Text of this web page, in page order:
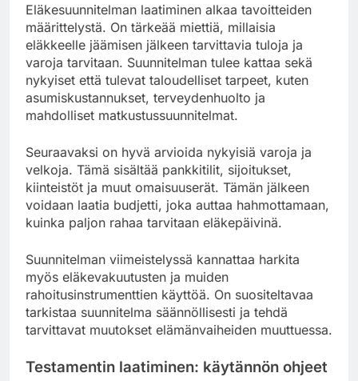
Eläkesuunnitelman laatiminen alkaa tavoitteiden
määrittelystä. On tärkeää miettiä, millaisia
eläkkeelle jäämisen jälkeen tarvittavia tuloja ja
varoja tarvitaan. Suunnitelman tulee kattaa sekä
nykyiset että tulevat taloudelliset tarpeet, kuten
asumiskustannukset, terveydenhuolto ja
mahdolliset matkustussuunnitelmat.
Seuraavaksi on hyvä arvioida nykyisiä varoja ja
velkoja. Tämä sisältää pankkitilit, sijoitukset,
kiinteistöt ja muut omaisuuserät. Tämän jälkeen
voidaan laatia budjetti, joka auttaa hahmottamaan,
kuinka paljon rahaa tarvitaan eläkepäivinä.
Suunnitelman viimeistelyssä kannattaa harkita
myös eläkevakuutusten ja muiden
rahoitusinstrumenttien käyttöä. On suositeltavaa
tarkistaa suunnitelma säännöllisesti ja tehdä
tarvittavat muutokset elämänvaiheiden muuttuessa.
Testamentin laatiminen: käytännön ohjeet